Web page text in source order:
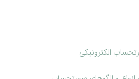
الکترونیکی